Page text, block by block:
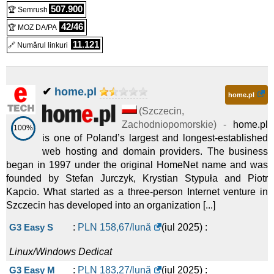
🏆 Semrush 507.900
🏆 MOZ DA/PA 42/46
🔗 Numărul linkuri 11.121
100%
✔ home.pl home.pl
(Szczecin,
Zachodniopomorskie) -
home.pl
is one of Poland’s largest and longest-established
web hosting and domain providers. The business
began in 1997 under the original HomeNet name and was
founded by Stefan Jurczyk, Krystian Stypuła and Piotr
Kapcio. What started as a three-person Internet venture in
Szczecin has developed into an organization [...]
G3 Easy S : PLN 158,67/lună (iul 2025) :
Linux/Windows Dedicat
G3 Easy M
: PLN 183,27/lună (iul 2025) :